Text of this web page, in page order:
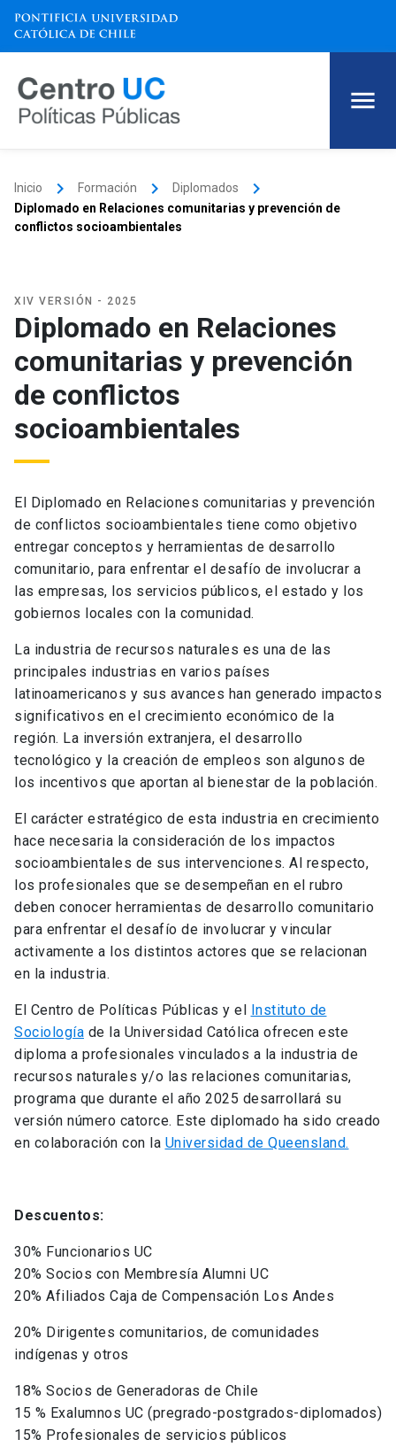
Inicio keyboard_arrow_right Formación keyboard_arrow_right Diplomados keyboard_arrow_right
Diplomado en Relaciones comunitarias y prevención de
conflictos socioambientales
XIV VERSIÓN - 2025
Diplomado en Relaciones
comunitarias y prevención
de conflictos
socioambientales
El Diplomado en Relaciones comunitarias y prevención
de conflictos socioambientales tiene como objetivo
entregar conceptos y herramientas de desarrollo
comunitario, para enfrentar el desafío de involucrar a
las empresas, los servicios públicos, el estado y los
gobiernos locales con la comunidad.
La industria de recursos naturales es una de las
principales industrias en varios países
latinoamericanos y sus avances han generado impactos
significativos en el crecimiento económico de la
región. La inversión extranjera, el desarrollo
tecnológico y la creación de empleos son algunos de
los incentivos que aportan al bienestar de la población.
El carácter estratégico de esta industria en crecimiento
hace necesaria la consideración de los impactos
socioambientales de sus intervenciones. Al respecto,
los profesionales que se desempeñan en el rubro
deben conocer herramientas de desarrollo comunitario
para enfrentar el desafío de involucrar y vincular
activamente a los distintos actores que se relacionan
en la industria.
El Centro de Políticas Públicas y el Instituto de
Sociología de la Universidad Católica ofrecen este
diploma a profesionales vinculados a la industria de
recursos naturales y/o las relaciones comunitarias,
programa que durante el año 2025 desarrollará su
versión número catorce. Este diplomado ha sido creado
en colaboración con la Universidad de Queensland.
Descuentos:
30% Funcionarios UC
20% Socios con Membresía Alumni UC
20% Afiliados Caja de Compensación Los Andes
20% Dirigentes comunitarios, de comunidades
indígenas y otros
18% Socios de Generadoras de Chile
15 % Exalumnos UC (pregrado-postgrados-diplomados)
15% Profesionales de servicios públicos